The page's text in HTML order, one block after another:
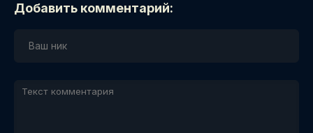
Добавить комментарий: